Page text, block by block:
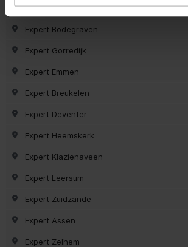
Expert Asten
Expert Bodegraven
Expert Gorredijk
Expert Emmen
Expert Breukelen
Expert Deventer
Expert Heemskerk
Expert Klazienaveen
Expert Leersum
Expert Zuidzande
Expert Assen
Expert Zelhem